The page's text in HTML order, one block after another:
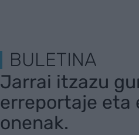
BULETINA
Jarrai itzazu
erreportaje eta
onenak.